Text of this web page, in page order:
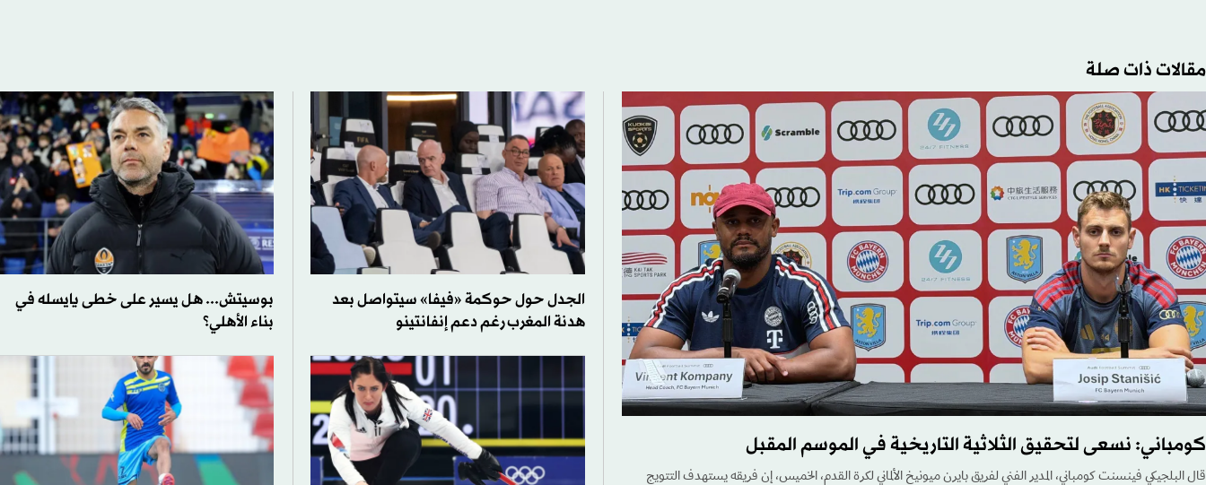
مقالات ذات صلة
كومباني: نسعى لتحقيق الثلاثية التاريخية في الموسم المقبل
قال البلجيكي فينسنت كومباني، المدير الفني لفريق بايرن ميونيخ الألماني لكرة القدم، الخميس، إن فريقه يستهدف التتويج
الجدل حول حوكمة «فيفا» سيتواصل بعد
هدنة المغرب رغم دعم إنفانتينو
بوسيتش... هل يسير على خطى يايسله في
بناء الأهلي؟